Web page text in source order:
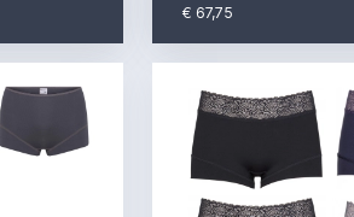
€ 67,75